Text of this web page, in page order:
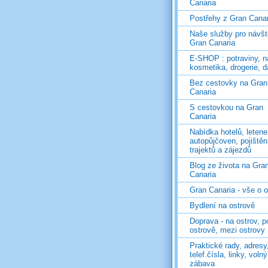
Canaria
Postřehy z Gran
Naše služby pro
Gran Canaria
E-SHOP : potraviny,
kosmetika, drogerie,
Bez cestovky na Gran
Canaria
S cestovkou na Gran
Canaria
Nabídka hotelů,
autopůjčoven,
trajektů a zájezdů
Blog ze života na
Canaria
Gran Canaria - vše o
Bydlení na ostrově
Doprava - na ostrov,
ostrově, mezi ostrovy
Praktické rady,
telef.čísla, linky,
zábava